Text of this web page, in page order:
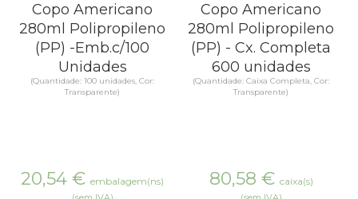
Copo Americano
280ml Polipropileno
(PP) -Emb.c/100
Unidades
(Quantidade: 100 unidades, Cor:
Transparente)
20,54 € embalagem(ns)
Copo Americano
280ml Polipropileno
(PP) - Cx. Completa
600 unidades
(Quantidade: Caixa Completa, Cor:
Transparente)
80,58 € caixa(s)